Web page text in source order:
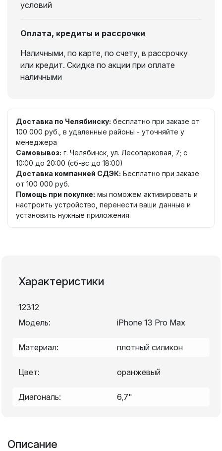
условий
Оплата, кредиты и рассрочки
Наличными, по карте, по счету, в рассрочку
или кредит. Скидка по акции при оплате
наличными
Доставка по Челябинску: бесплатно при заказе от
100 000 руб., в удаленные районы - уточняйте у
менеджера
Самовывоз: г. Челябинск, ул. Лесопарковая, 7; с
10:00 до 20:00 (сб-вс до 18:00)
Доставка компанией СДЭК: Бесплатно при заказе
от 100 000 руб.
Помощь при покупке: мы поможем активировать и
настроить устройство, перенести ваши данные и
установить нужные приложения.
Описание
Характеристики
12312
Модель:
iPhone 13 Pro Max
Материал: плотный силикон
Цвет: оранжевый
Диагональ: 6,7"